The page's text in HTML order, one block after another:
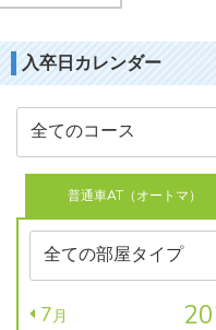
入卒日カレンダー
普通車AT（オートマ）
7月